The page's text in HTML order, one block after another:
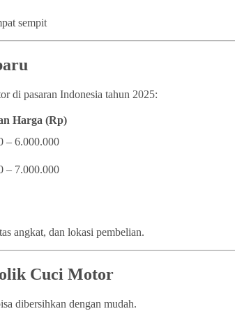
sempit
di pasaran Indonesia tahun 2025:
Harga (Rp)
– 6.000.000
– 7.000.000
angkat, dan lokasi pembelian.
Cuci Motor
dibersihkan dengan mudah.